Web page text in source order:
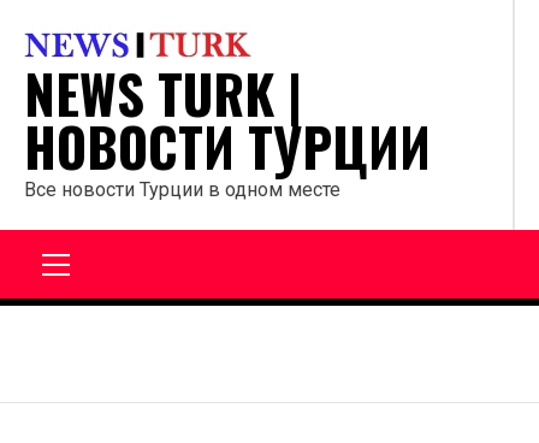
содержанию
NEWS TURK |
НОВОСТИ ТУРЦИИ
Все новости Турции в одном месте